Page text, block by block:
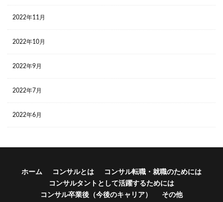
2022年11月
2022年10月
2022年9月
2022年7月
2022年6月
ホーム コンサルとは
コンサル転職・就職のためには
コンサルタントとして活躍するためには
コンサル卒業後（今後のキャリア）
その他